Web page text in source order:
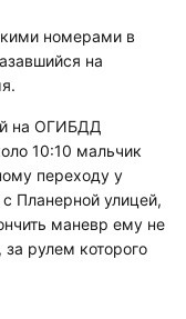
номерами в
на
на ОГИБДД
10:10 мальчик
переходу у
Планерной улицей,
маневр ему не
рулем которого